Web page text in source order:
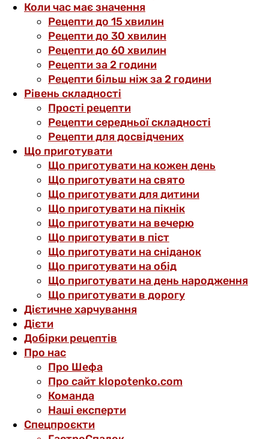
Коли час має значення
Рецепти до 15 хвилин
Рецепти до 30 хвилин
Рецепти до 60 хвилин
Рецепти за 2 години
Рецепти більш ніж за 2 години
Рівень складності
Прості рецепти
Рецепти середньої складності
Рецепти для досвідчених
Що приготувати
Що приготувати на кожен день
Що приготувати на свято
Що приготувати для дитини
Що приготувати на пікнік
Що приготувати на вечерю
Що приготувати в піст
Що приготувати на сніданок
Що приготувати на обід
Що приготувати на день народження
Що приготувати в дорогу
Дієтичне харчування
Дієти
Добірки рецептів
Про нас
Про Шефа
Про сайт klopotenko.com
Команда
Наші експерти
Спецпроєкти